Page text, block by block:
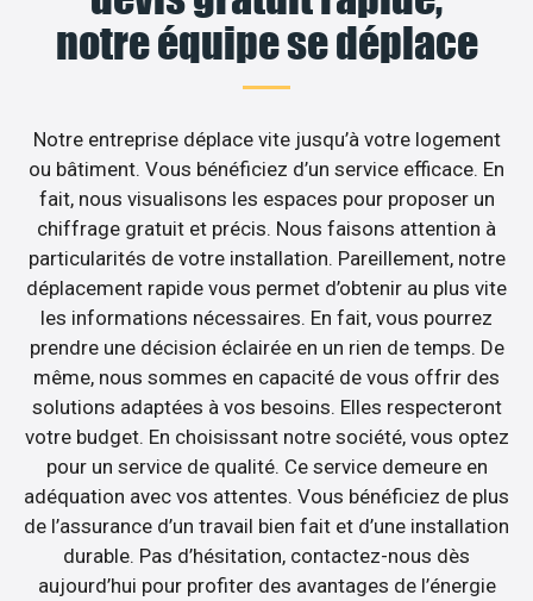
notre équipe se déplace
Notre entreprise déplace vite jusqu’à votre logement
ou bâtiment. Vous bénéficiez d’un service efficace. En
fait, nous visualisons les espaces pour proposer un
chiffrage gratuit et précis. Nous faisons attention à
particularités de votre installation. Pareillement, notre
déplacement rapide vous permet d’obtenir au plus vite
les informations nécessaires. En fait, vous pourrez
prendre une décision éclairée en un rien de temps. De
même, nous sommes en capacité de vous offrir des
solutions adaptées à vos besoins. Elles respecteront
votre budget. En choisissant notre société, vous optez
pour un service de qualité. Ce service demeure en
adéquation avec vos attentes. Vous bénéficiez de plus
de l’assurance d’un travail bien fait et d’une installation
durable. Pas d’hésitation, contactez-nous dès
aujourd’hui pour profiter des avantages de l’énergie